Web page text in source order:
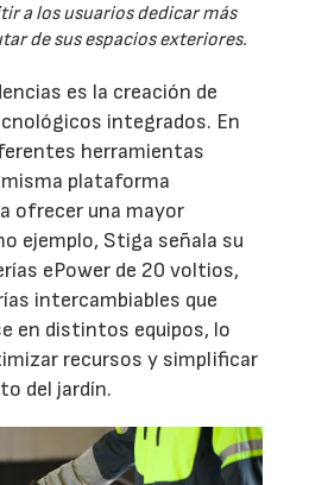
a los usuarios dedicar más
de sus espacios exteriores.
es la creación de
integrados. En
herramientas
plataforma
ofrecer una mayor
ejemplo, Stiga señala su
ePower de 20 voltios,
intercambiables que
en distintos equipos, lo
recursos y simplificar
del jardín.